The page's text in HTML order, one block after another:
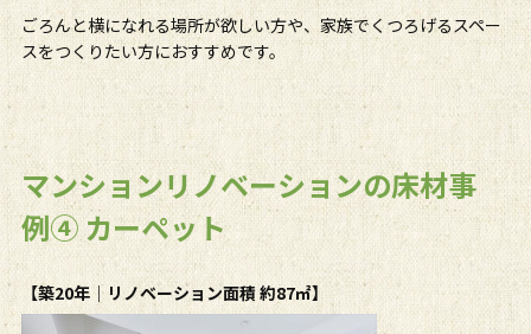
ごろんと横になれる場所が欲しい方や、家族でくつろげるスペー
スをつくりたい方におすすめです。
マンションリノベーションの床材事
例④ カーペット
【築20年｜リノベーション面積 約87㎡】